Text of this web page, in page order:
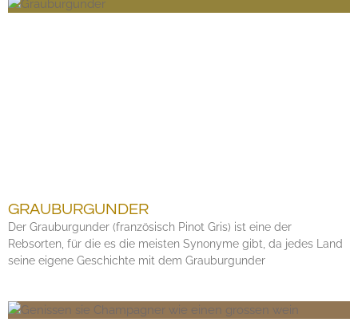
GRAUBURGUNDER
Der Grauburgunder (französisch Pinot Gris) ist eine der
Rebsorten, für die es die meisten Synonyme gibt, da jedes Land
seine eigene Geschichte mit dem Grauburgunder